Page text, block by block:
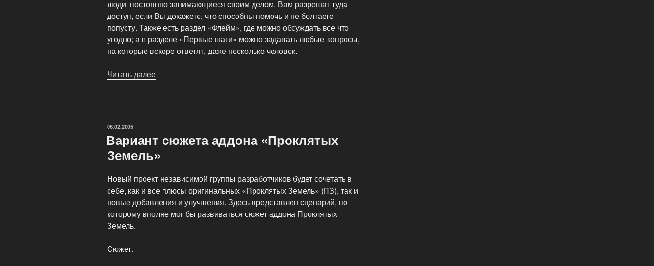
люди, постоянно занимающиеся своим делом. Вам разрешат туда
доступ, если Вы докажете, что способны помочь и не болтаете
попусту. Также есть раздел «Флейм», где можно обсуждать все что
угодно; а в разделе «Первые шаги» можно задавать любые вопросы,
на которые вскоре ответят, даже несколько человек.
Читать далее
ОПУБЛИКОВАНО
06.02.2005
Вариант сюжета аддона «Проклятых
Земель»
Новый проект независимой группы разработчиков будет сочетать в
себе, как и все плюсы оригинальных «Проклятых Земель» (ПЗ), так и
новые добавления и улучшения. Здесь представлен сценарий, по
которому вполне мог бы развиваться сюжет аддона Проклятых
Земель.
Сюжет: